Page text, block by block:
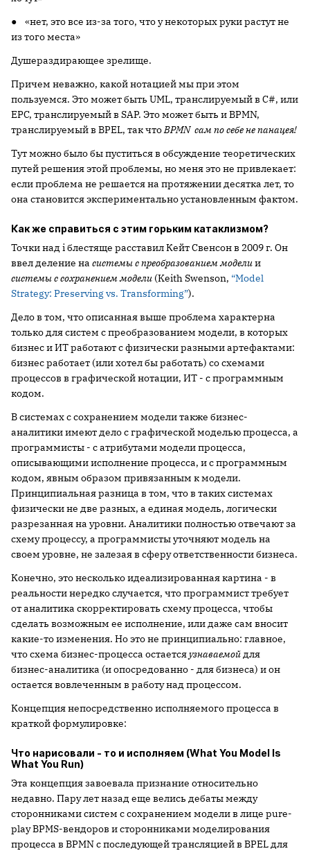
● «нет, это все из-за того, что у некоторых руки растут не
из того места»
Душераздирающее зрелище.
Причем неважно, какой нотацией мы при этом
пользуемся. Это может быть UML, транслируемый в C#, или
EPC, транслируемый в SAP. Это может быть и BPMN,
транслируемый в BPEL, так чтоBPMN сам по себе не панацея!
Тут можно было бы пуститься в обсуждение теоретических
путей решения этой проблемы, но меня это не привлекает:
если проблема не решается на протяжении десятка лет, то
она становится экспериментально установленным фактом.
Как же справиться с этим горьким катаклизмом?
Точки над i блестяще расставил Кейт Свенсон в 2009 г. Он
ввел деление на системы с преобразованием моделии
системы с сохранением модели (Keith Swenson, “Model
Strategy: Preserving vs. Transforming”).
Дело в том, что описанная выше проблема характерна
только для систем с преобразованием модели, в которых
бизнес и ИТ работают с физически разными артефактами:
бизнес работает (или хотел бы работать) со схемами
процессов в графической нотации, ИТ - с программным
кодом.
В системах с сохранением модели также бизнес-
аналитики имеют дело с графической моделью процесса, а
программисты - с атрибутами модели процесса,
описывающими исполнение процесса, и с программным
кодом, явным образом привязанным к модели.
Принципиальная разница в том, что в таких системах
физически не две разных, а единая модель, логически
разрезанная на уровни. Аналитики полностью отвечают за
схему процессу, а программисты уточняют модель на
своем уровне, не залезая в сферу ответственности бизнеса.
Конечно, это несколько идеализированная картина - в
реальности нередко случается, что программист требует
от аналитика скорректировать схему процесса, чтобы
сделать возможным ее исполнение, или даже сам вносит
какие-то изменения. Но это не принципиально: главное,
что схема бизнес-процесса остаетсяузнаваемойдля
бизнес-аналитика (и опосредованно - для бизнеса) и он
остается вовлеченным в работу над процессом.
Концепция непосредственно исполняемого процесса в
краткой формулировке:
Что нарисовали - то и исполняем (What You Model Is
What You Run)
Эта концепция завоевала признание относительно
недавно. Пару лет назад еще велись дебаты между
сторонниками систем с сохранением модели в лице pure-
play BPMS-вендоров и сторонниками моделирования
процесса в BPMN с последующей трансляцией в BPEL для